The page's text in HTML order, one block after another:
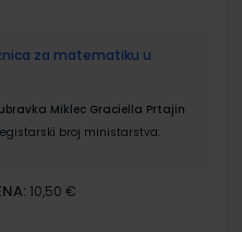
za matematiku u
Miklec Graciella Prtajin
broj ministarstva:
10,50 €